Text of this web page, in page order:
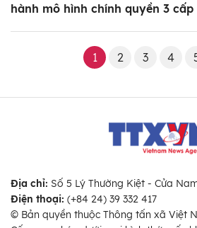
hành mô hình chính quyền 3 cấp
1 2 3 4
Địa chỉ: Số 5 Lý Thường Kiệt - Cửa
Điện thoại: (+84 24) 39 332 417
© Bản quyền thuộc Thông tấn xã Việt